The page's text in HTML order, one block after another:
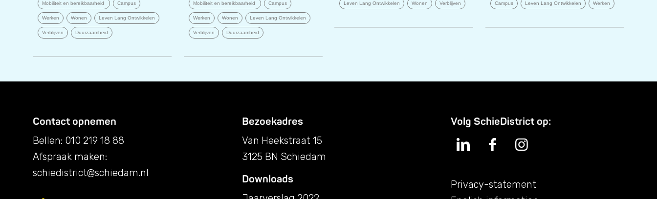
Mobiliteit en bereikbaarheid Campus
Werken Wonen Leven Lang Ontwikkelen
Verblijven Duurzaamheid
Mobiliteit en bereikbaarheid Campus
Werken Wonen Leven Lang Ontwikkelen
Verblijven Duurzaamheid
Leven Lang Ontwikkelen Wonen Verblijven Campus Leven Lang Ontwikkelen Werken
Contact opnemen
Bellen: 010 219 18 88
Afspraak maken:
schiedistrict@schiedam.nl
Bezoekadres
Van Heekstraat 15
3125 BN Schiedam
Downloads
Volg SchieDistrict op:
Privacy-statement